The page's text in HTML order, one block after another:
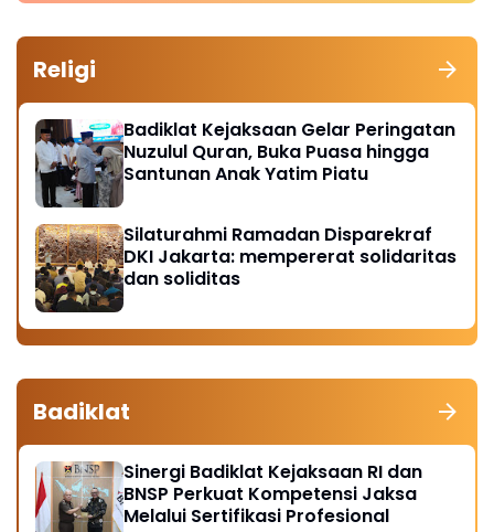
Religi
Badiklat Kejaksaan Gelar Peringatan
Nuzulul Quran, Buka Puasa hingga
Santunan Anak Yatim Piatu
Silaturahmi Ramadan Disparekraf
DKI Jakarta: mempererat solidaritas
dan soliditas
Badiklat
Sinergi Badiklat Kejaksaan RI dan
BNSP Perkuat Kompetensi Jaksa
Melalui Sertifikasi Profesional